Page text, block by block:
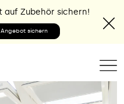
auf Zubehör sichern!
Angebot sichern